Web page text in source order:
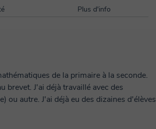
Plus d'info
de la primaire à la seconde.
brevet. J'ai déjà travaillé avec des
ou autre. J'ai déjà eu des dizaines d'élèves